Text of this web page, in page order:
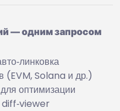
— одним запросом
(EVM, Solana и др.)
оптимизации
diff‑viewer